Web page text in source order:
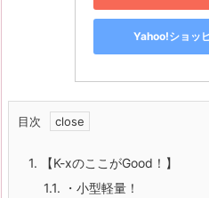
Yahoo!ショッ
目次
1. 【K-xのここがGood！】
1.1. ・小型軽量！